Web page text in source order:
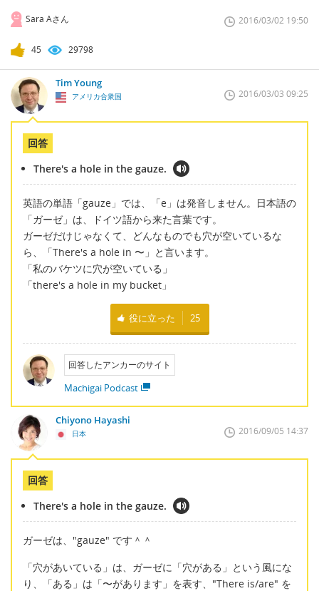
Sara Aさん 2016/03/02 19:50
45 29798
Tim Young
アメリカ合衆国 2016/03/03 09:25
回答
There's a hole in the gauze.
英語の単語「gauze」では、「e」は発音しません。日本語の
「ガーゼ」は、ドイツ語から来た言葉です。
ガーゼだけじゃなくて、どんなものでも穴が空いているな
ら、「There's a hole in 〜」と言います。
「私のバケツに穴が空いている」
「there's a hole in my bucket」
役に立った 25
回答したアンカーのサイト
Machigai Podcast
Chiyono Hayashi
日本 2016/09/05 14:37
回答
There's a hole in the gauze.
ガーゼは、"gauze" です＾＾
「穴があいている」は、ガーゼに「穴がある」という風にな
り、「ある」は「〜があります」を表す、"There is/are" を